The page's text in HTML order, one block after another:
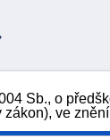
Sb., o
ve